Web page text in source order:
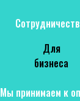
Мы принимаем к
Для
бизнеса